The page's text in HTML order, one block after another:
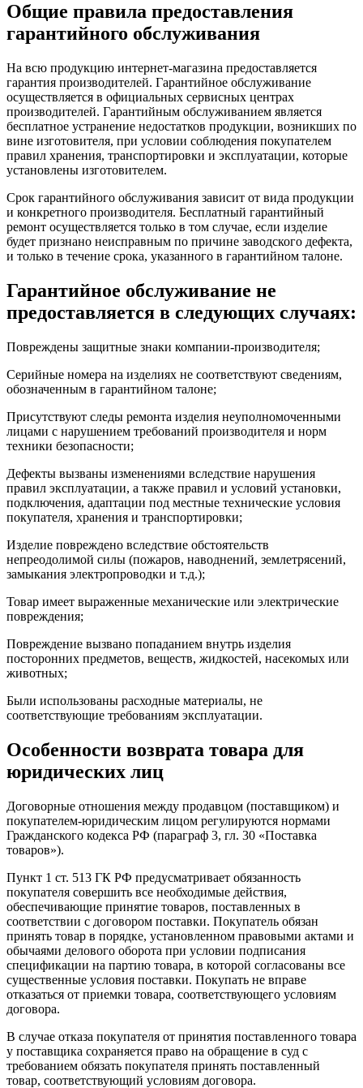
Общие правила предоставления
гарантийного обслуживания
На всю продукцию интернет-магазина предоставляется
гарантия производителей. Гарантийное обслуживание
осуществляется в официальных сервисных центрах
производителей. Гарантийным обслуживанием является
бесплатное устранение недостатков продукции, возникших по
вине изготовителя, при условии соблюдения покупателем
правил хранения, транспортировки и эксплуатации, которые
установлены изготовителем.
Срок гарантийного обслуживания зависит от вида продукции
и конкретного производителя. Бесплатный гарантийный
ремонт осуществляется только в том случае, если изделие
будет признано неисправным по причине заводского дефекта,
и только в течение срока, указанного в гарантийном талоне.
Гарантийное обслуживание не
предоставляется в следующих случаях:
Повреждены защитные знаки компании-производителя;
Серийные номера на изделиях не соответствуют сведениям,
обозначенным в гарантийном талоне;
Присутствуют следы ремонта изделия неуполномоченными
лицами с нарушением требований производителя и норм
техники безопасности;
Дефекты вызваны изменениями вследствие нарушения
правил эксплуатации, а также правил и условий установки,
подключения, адаптации под местные технические условия
покупателя, хранения и транспортировки;
Изделие повреждено вследствие обстоятельств
непреодолимой силы (пожаров, наводнений, землетрясений,
замыкания электропроводки и т.д.);
Товар имеет выраженные механические или электрические
повреждения;
Повреждение вызвано попаданием внутрь изделия
посторонних предметов, веществ, жидкостей, насекомых или
животных;
Были использованы расходные материалы, не
соответствующие требованиям эксплуатации.
Особенности возврата товара для
юридических лиц
Договорные отношения между продавцом (поставщиком) и
покупателем-юридическим лицом регулируются нормами
Гражданского кодекса РФ (параграф 3, гл. 30 «Поставка
товаров»).
Пункт 1 ст. 513 ГК РФ предусматривает обязанность
покупателя совершить все необходимые действия,
обеспечивающие принятие товаров, поставленных в
соответствии с договором поставки. Покупатель обязан
принять товар в порядке, установленном правовыми актами и
обычаями делового оборота при условии подписания
спецификации на партию товара, в которой согласованы все
существенные условия поставки. Покупать не вправе
отказаться от приемки товара, соответствующего условиям
договора.
В случае отказа покупателя от принятия поставленного товара
у поставщика сохраняется право на обращение в суд с
требованием обязать покупателя принять поставленный
товар, соответствующий условиям договора.